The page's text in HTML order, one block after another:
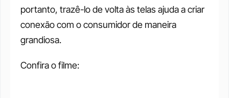
portanto, trazê-lo de volta às telas ajuda a criar
conexão com o consumidor de maneira
grandiosa.
Confira o filme: